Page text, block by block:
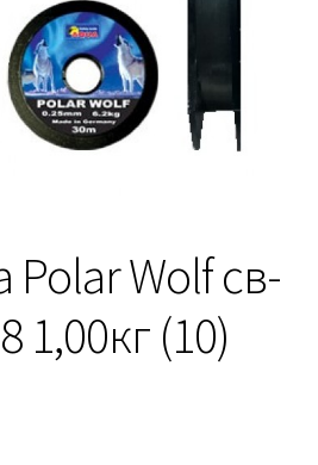
Polar Wolf св-
1,00кг (10)